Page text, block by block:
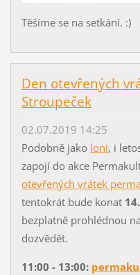
Těšíme se na setkání. :)
Den otevřených
Stroupeček
02.07.2019 14:25
Podobně jako loni, i
zapojí do akce
otevřených vrátek
tentokrát bude konat
bezplatně prohlédnou
dozvědět.
11:00 - 13:00: